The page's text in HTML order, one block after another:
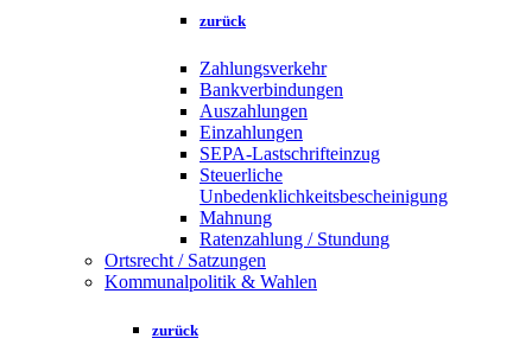
zurück
Zahlungsverkehr
Bankverbindungen
Auszahlungen
Einzahlungen
SEPA-Lastschrifteinzug
Steuerliche
Unbedenklichkeitsbescheinigung
Mahnung
Ratenzahlung / Stundung
Ortsrecht / Satzungen
Kommunalpolitik & Wahlen
zurück